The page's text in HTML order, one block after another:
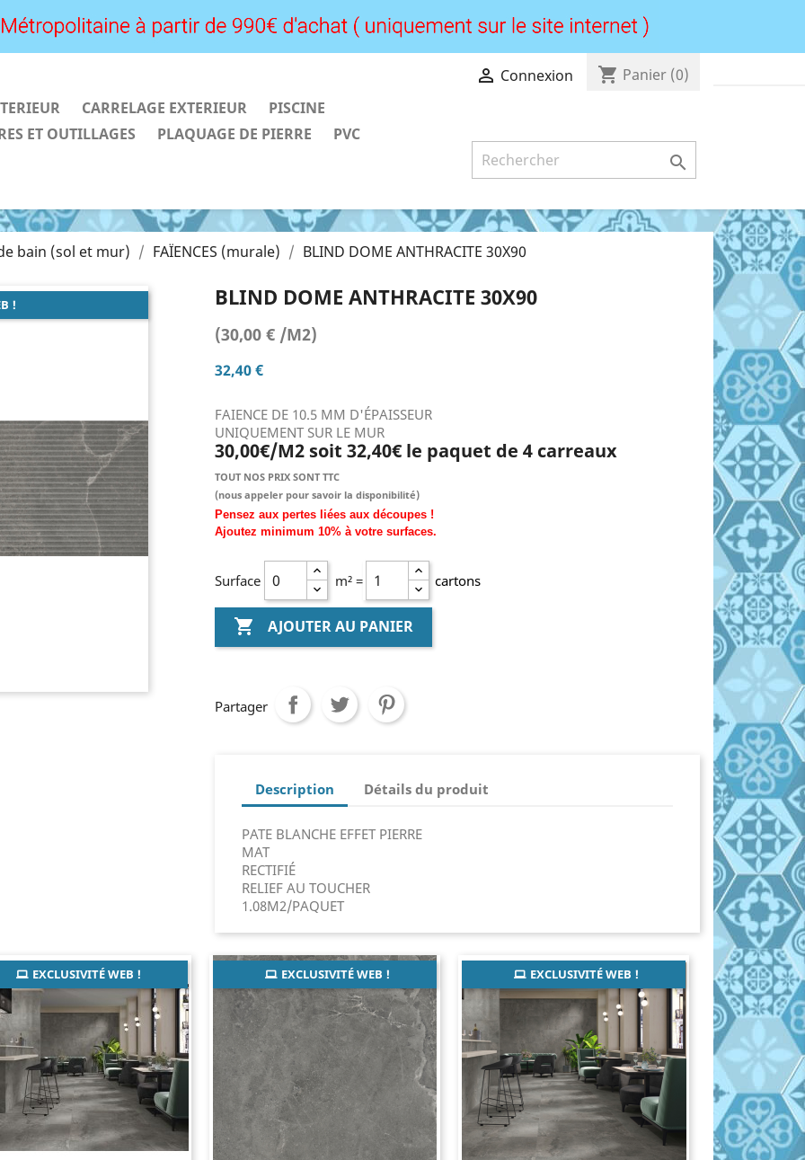
 Connexion shopping_cart Panier (0)
CARRELAGE EXTERIEUR
PISCINE
ET OUTILLAGES
PLAQUAGE DE PIERRE
PVC

bain (sol et mur) FAÏENCES (murale) BLIND DOME ANTHRACITE 30X90
! BLIND DOME ANTHRACITE 30X90
(30,00 € /M2)
32,40 €
FAIENCE DE 10.5 MM D'ÉPAISSEUR
UNIQUEMENT SUR LE MUR
30,00€/M2 soit 32,40€ le paquet de 4 carreaux
TOUT NOS PRIX SONT TTC
(nous appeler pour savoir la disponibilité)
Pensez aux pertes liées aux découpes !
Ajoutez minimum 10% à votre surfaces.
Surface m² = cartons
 AJOUTER AU PANIER
Partager
Description Détails du produit
PATE BLANCHE EFFET PIERRE
MAT
RECTIFIÉ
RELIEF AU TOUCHER
1.08M2/PAQUET
EXCLUSIVITÉ WEB ! EXCLUSIVITÉ WEB ! EXCLUSIVITÉ WEB !